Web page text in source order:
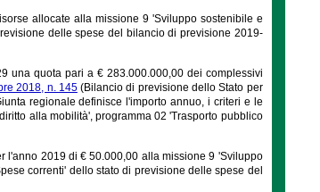
allocate alla missione 9 'Sviluppo sostenibile e
delle spese del bilancio di previsione 2019-
una quota pari a € 283.000.000,00 dei complessivi
2018, n. 145(Bilancio di previsione dello Stato per
regionale definisce l'importo annuo, i criteri e le
alla mobilità', programma 02 'Trasporto pubblico
l'anno 2019 di € 50.000,00 alla missione 9 'Sviluppo
correnti' dello stato di previsione delle spese del